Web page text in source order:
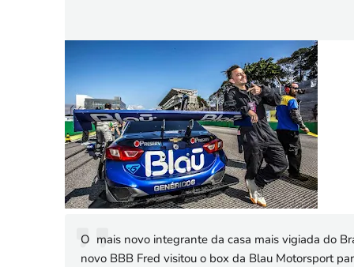
O mais novo integrante da casa mais vigiada do
novo BBB Fred visitou o box da Blau Motorsport